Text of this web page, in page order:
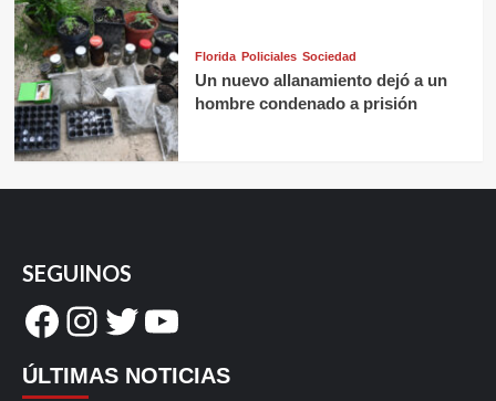
Florida Policiales Sociedad
Un nuevo allanamiento dejó a un
hombre condenado a prisión
SEGUINOS
Facebook
Instagram
Twitter
YouTube
ÚLTIMAS NOTICIAS